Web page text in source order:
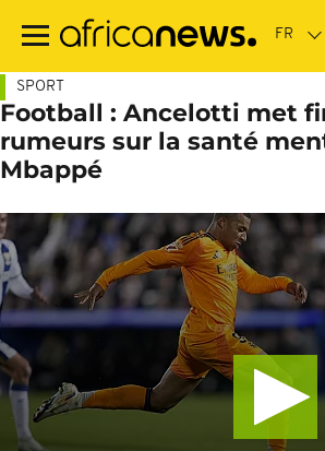
contenu
SPORT
Football : Ancelotti met
rumeurs sur la santé
Mbappé